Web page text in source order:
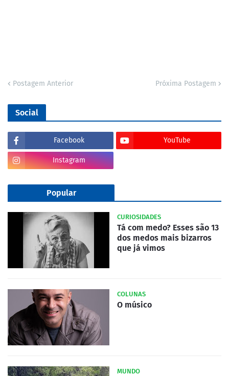
Postagem Anterior Próxima Postagem
Social
Facebook YouTube
Instagram
Popular
CURIOSIDADES
Tá com medo? Esses são 13
dos medos mais bizarros
que já vimos
COLUNAS
O músico
MUNDO